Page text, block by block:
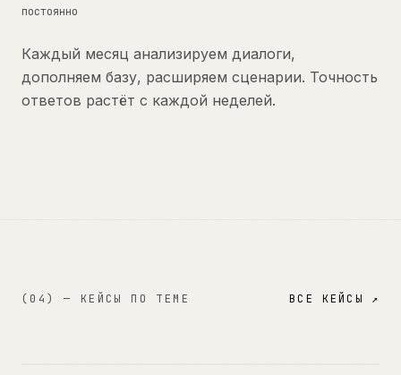
постоянно
Каждый месяц анализируем диалоги,
дополняем базу, расширяем сценарии. Точность
ответов растёт с каждой неделей.
(04) — КЕЙСЫ ПО ТЕМЕ ВСЕ КЕЙСЫ ↗